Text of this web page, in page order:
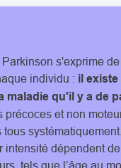
s'exprime
individu : il
maladie qu'il y a de
précoces et non
tous
intensité dépendent de
tels que l’âge au